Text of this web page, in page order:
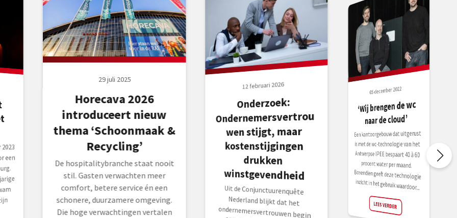
een
29 juli 2025
Horecava 2026
introduceert nieuw
thema ‘Schoonmaak &
Recycling’
De hospitalitybranche staat nooit
stil. Gasten verwachten meer
comfort, betere service én een
schonere, duurzamere omgeving.
Die hoge verwachtingen vertalen
12 februari 2026
Onderzoek:
Ondernemersvertrou
wen stijgt, maar
kostenstijgingen
drukken
winstgevendheid
Uit de Conjunctuurenquête
Nederland blijkt dat het
ondernemersvertrouwen begin
2026 opnieuw is gestegen.
Daarmee is de stemming onder
ondernemers minder somber, al blijft het vertrouwen nog altijd
05 december 2022
‘Wij brengen de wc
naar de cloud’
Een kantoorgebouw dat uitgerust
is met de wc-technologie van het
Antwerpse IPEE bespaart 40 à 60
procent water per maand.
Bovendien geeft deze technologie
inzicht in het gebruik waardoor...
LEES VERDER